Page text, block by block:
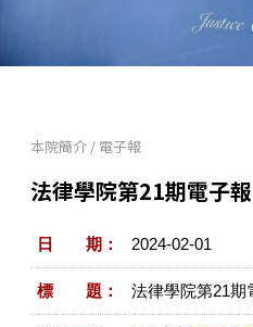
本院簡介 / 電子報
法律學院第21期電子報
日 期： 2024-02-01
標 題： 法律學院第21期